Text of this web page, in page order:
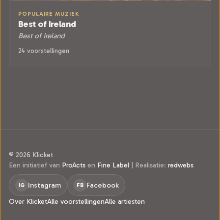
POPULAIRE MUZIEK
Best of Ireland
Best of Ireland
24 voorstellingen
© 2026 Klicket
Een initiatief van ProActs en Fine Label | Realisatie: redwebs
IG Instagram FB Facebook
Over KlicketAlle voorstellingenAlle artiesten